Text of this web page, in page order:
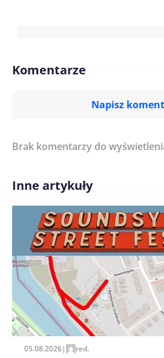
Komentarze
Napisz
Treść komentarza*
Imię/ Nick*
Zapamiętaj moje dane w tej
pisania kolejnych
Brak komentarzy do
Inne artykuły
05.08.2026| red.